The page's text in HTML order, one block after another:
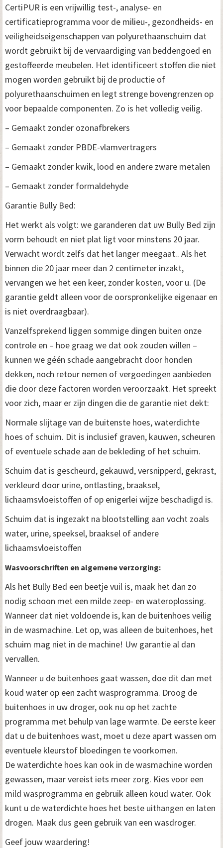
CertiPUR is een vrijwillig test-, analyse- en
certificatieprogramma voor de milieu-, gezondheids- en
veiligheidseigenschappen van polyurethaanschuim dat
wordt gebruikt bij de vervaardiging van beddengoed en
gestoffeerde meubelen. Het identificeert stoffen die niet
mogen worden gebruikt bij de productie of
polyurethaanschuimen en legt strenge bovengrenzen op
voor bepaalde componenten. Zo is het volledig veilig.
– Gemaakt zonder ozonafbrekers
– Gemaakt zonder PBDE-vlamvertragers
– Gemaakt zonder kwik, lood en andere zware metalen
– Gemaakt zonder formaldehyde
Garantie Bully Bed:
Het werkt als volgt: we garanderen dat uw Bully Bed zijn
vorm behoudt en niet plat ligt voor minstens 20 jaar.
Verwacht wordt zelfs dat het langer meegaat.. Als het
binnen die 20 jaar meer dan 2 centimeter inzakt,
vervangen we het een keer, zonder kosten, voor u. (De
garantie geldt alleen voor de oorspronkelijke eigenaar en
is niet overdraagbaar).
Vanzelfsprekend liggen sommige dingen buiten onze
controle en – hoe graag we dat ook zouden willen –
kunnen we géén schade aangebracht door honden
dekken, noch retour nemen of vergoedingen aanbieden
die door deze factoren worden veroorzaakt. Het spreekt
voor zich, maar er zijn dingen die de garantie niet dekt:
Normale slijtage van de buitenste hoes, waterdichte
hoes of schuim. Dit is inclusief graven, kauwen, scheuren
of eventuele schade aan de bekleding of het schuim.
Schuim dat is gescheurd, gekauwd, versnipperd, gekrast,
verkleurd door urine, ontlasting, braaksel,
lichaamsvloeistoffen of op enigerlei wijze beschadigd is.
Schuim dat is ingezakt na blootstelling aan vocht zoals
water, urine, speeksel, braaksel of andere
lichaamsvloeistoffen
Wasvoorschriften en algemene verzorging:
Als het Bully Bed een beetje vuil is, maak het dan zo
nodig schoon met een milde zeep- en wateroplossing.
Wanneer dat niet voldoende is, kan de buitenhoes veilig
in de wasmachine. Let op, was alleen de buitenhoes, het
schuim mag niet in de machine! Uw garantie al dan
vervallen.
Wanneer u de buitenhoes gaat wassen, doe dit dan met
koud water op een zacht wasprogramma. Droog de
buitenhoes in uw droger, ook nu op het zachte
programma met behulp van lage warmte. De eerste keer
dat u de buitenhoes wast, moet u deze apart wassen om
eventuele kleurstof bloedingen te voorkomen.
De waterdichte hoes kan ook in de wasmachine worden
gewassen, maar vereist iets meer zorg. Kies voor een
mild wasprogramma en gebruik alleen koud water. Ook
kunt u de waterdichte hoes het beste uithangen en laten
drogen. Maak dus geen gebruik van een wasdroger.
Geef jouw waardering!